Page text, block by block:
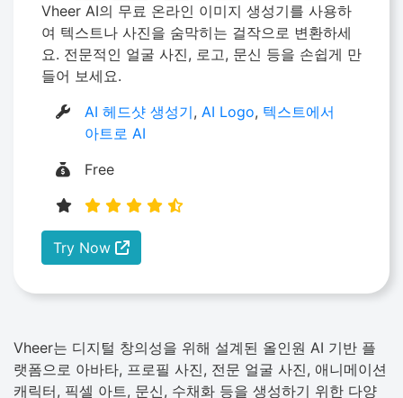
Vheer AI의 무료 온라인 이미지 생성기를 사용하
여 텍스트나 사진을 숨막히는 걸작으로 변환하세
요. 전문적인 얼굴 사진, 로고, 문신 등을 손쉽게 만
들어 보세요.
AI 헤드샷 생성기,AI Logo, 텍스트에서
아트로 AI
Free
Try Now
Vheer는 디지털 창의성을 위해 설계된 올인원 AI 기반 플
랫폼으로 아바타, 프로필 사진, 전문 얼굴 사진, 애니메이션
캐릭터, 픽셀 아트, 문신, 수채화 등을 생성하기 위한 다양